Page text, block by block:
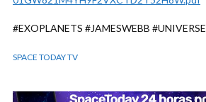
#EXOPLANETS #JAMESWEBB #UNIVERSE
SPACE TODAY TV